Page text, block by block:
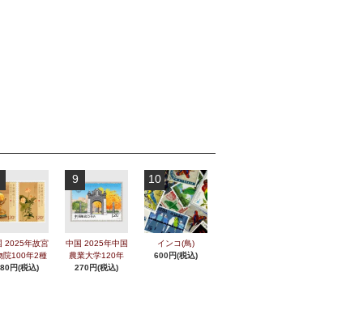
2025年故宮
院100年2種
円(税込)
9
中国 2025年中国
農業大学120年
270円(税込)
10
インコ(鳥)
600円(税込)